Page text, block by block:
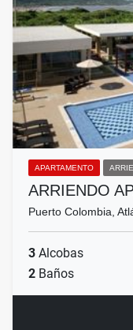
APARTAMENTO
ARRIENDO
Puerto Colombia,
3 Alcobas
2 Baños